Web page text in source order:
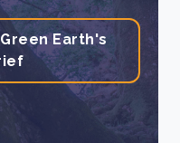
Earth's